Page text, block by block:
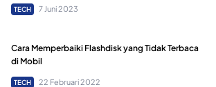
TECH 7 Juni 2023
Cara Memperbaiki Flashdisk yang Tidak Terbaca
di Mobil
TECH 22 Februari 2022